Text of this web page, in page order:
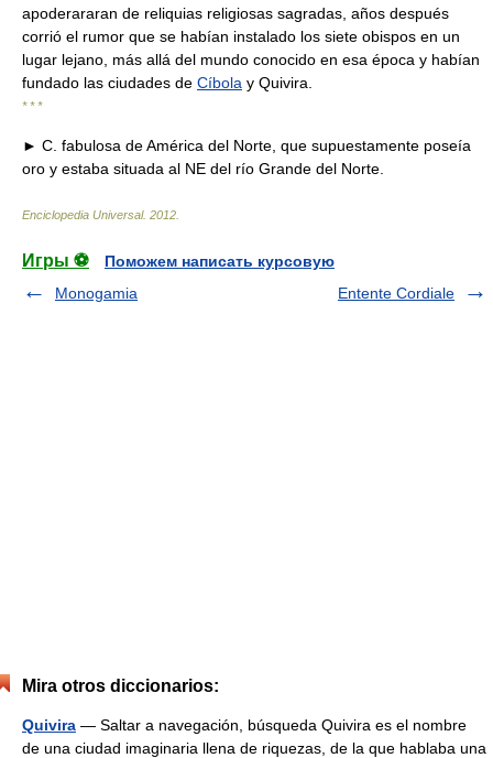
apoderararan de reliquias religiosas sagradas, años después
corrió el rumor que se habían instalado los siete obispos en un
lugar lejano, más allá del mundo conocido en esa época y habían
fundado las ciudades de Cíbola y Quivira.
* * *
► C. fabulosa de América del Norte, que supuestamente poseía
oro y estaba situada al NE del río Grande del Norte.
Enciclopedia Universal. 2012
Игры ⚽
Поможем написать курсовую
Monogamia
Entente Cordiale
Mira otros diccionarios:
Quivira — Saltar a navegación, búsqueda Quivira es el nombre
de una ciudad imaginaria llena de riquezas, de la que hablaba una